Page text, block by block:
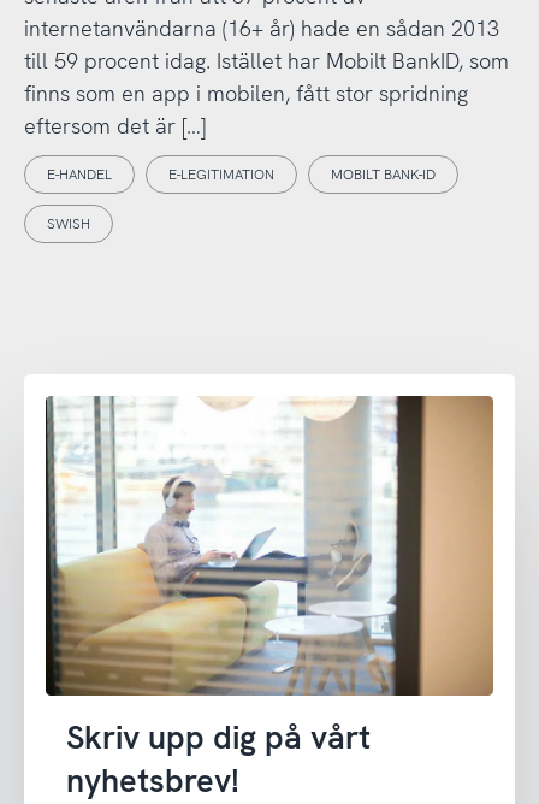
internetanvändarna (16+ år) hade en sådan 2013
till 59 procent idag. Istället har Mobilt BankID, som
finns som en app i mobilen, fått stor spridning
eftersom det är […]
E-HANDEL E-LEGITIMATION MOBILT BANK-ID
SWISH
Skriv upp dig på vårt
nyhetsbrev!